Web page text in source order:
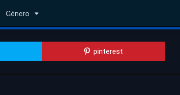
Género
pinterest